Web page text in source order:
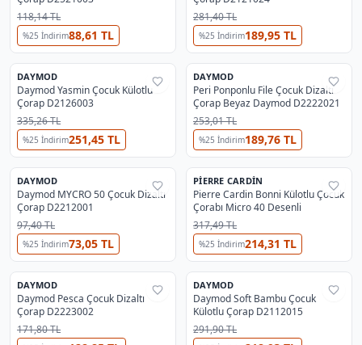
118,14 TL
%25 İndirim88,61 TL
281,40 TL
%25 İndirim189,95 TL
%37
3
DAYMOD
Daymod Yasmin Çocuk Külotlu
Çorap D2126003
335,26 TL
%25 İndirim251,45 TL
%25
Kız Çocuk Çorap
En Çok Satan#5
Kız Çocuk Çorap
DAYMOD
Peri Ponponlu File Çocuk Dizaltı
Çorap Beyaz Daymod D2222021
253,01 TL
%25 İndirim189,76 TL
%37
3
DAYMOD
Daymod MYCRO 50 Çocuk Dizaltı
Çorap D2212001
97,40 TL
%25 İndirim73,05 TL
%39
OUTLET
PIERRE CARDIN
Pierre Cardin Bonni Külotlu Çocuk
Çorabı Micro 40 Desenli
317,49 TL
%25 İndirim214,31 TL
%25
2
DAYMOD
Daymod Pesca Çocuk Dizaltı
Çorap D2223002
171,80 TL
%37
6
DAYMOD
Daymod Soft Bambu Çocuk
Külotlu Çorap D2112015
291,90 TL